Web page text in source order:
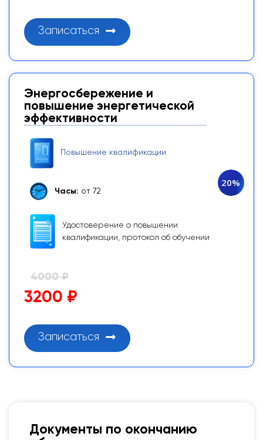
Записаться
Энергосбережение и
повышение энергетической
эффективности
Повышение квалификации
Часы: от 72
Удостоверение о повышении
квалификации, протокол об обучении
20%
4000 ₽
3200 ₽
Записаться
Документы по окончанию